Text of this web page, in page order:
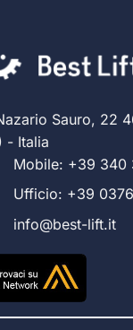
Sauro, 22
- Italia
Mobile: +39 340
Ufficio: +39
info@best-lift.it